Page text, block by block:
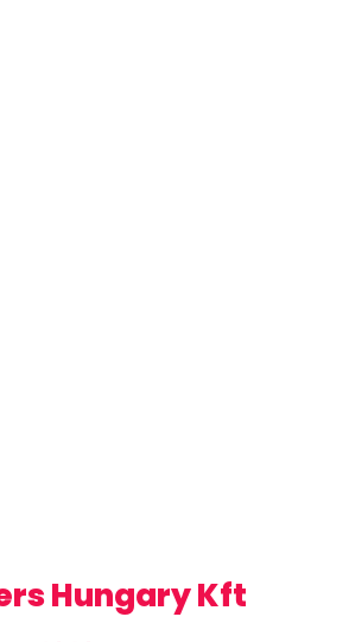
Hungary Kft